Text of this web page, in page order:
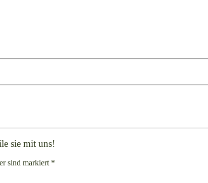
sie mit uns!
sind markiert *